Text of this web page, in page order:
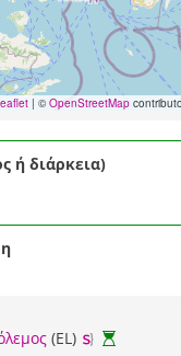
| © OpenStreetMap
ή διάρκεια)
(EL)